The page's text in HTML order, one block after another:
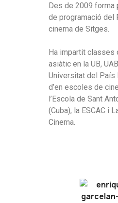
Des de 2009 forma
de programació del
cinema de Sitges.
Ha impartit classes
asiàtic en la UB,
Universitat del País
d’en escoles de
l’Escola de Sant
(Cuba), la ESCAC i
Cinema.